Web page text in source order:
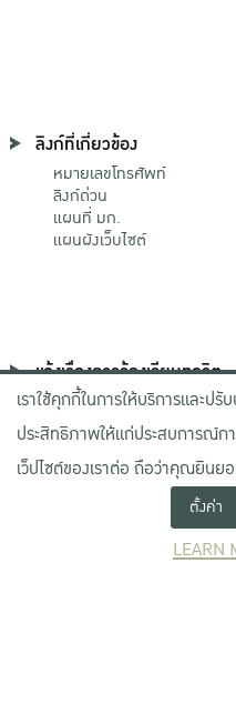
ลิงก์ที่เกี่ยวข้อง
หมายเลขโทรศัพท์
ลิงก์ด่วน
แผนที่ มก.
แผนผังเว็บไซต์
แจ้งเรื่องการร้องเรียนทุจริต
ช่องทางมหาวิทยาลัย
เกษตรศาสตร์
ช่องทางสำนักงาน ป.ป.ช.
ช่องทางสำนักงาน ป.ป.ท.
เราใช้คุกกี้ในการให้บริการและป
ประสิทธิภาพให้แก่ประสบการณ์
เว็ปไซต์ของเราต่อ ถือว่าคุณยินย
ตั้งค่า
LEARN